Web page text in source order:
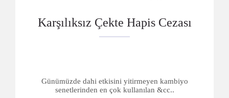
Karşılıksız Çekte Hapis Cezası
Günümüzde dahi etkisini yitirmeyen kambiyo
senetlerinden en çok kullanılan &cc..